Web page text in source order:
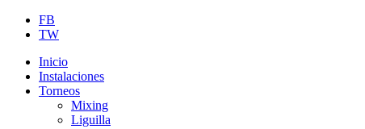
FB
TW
Inicio
Instalaciones
Torneos
Mixing
Liguilla